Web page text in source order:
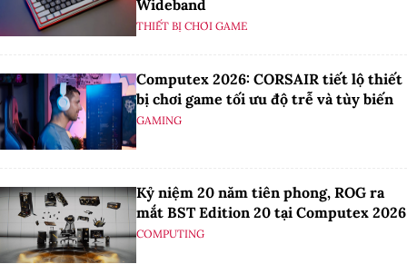
Wideband
THIẾT BỊ CHƠI GAME
Computex 2026: CORSAIR tiết lộ thiết
bị chơi game tối ưu độ trễ và tùy biến
GAMING
Kỷ niệm 20 năm tiên phong, ROG ra
mắt BST Edition 20 tại Computex 2026
COMPUTING